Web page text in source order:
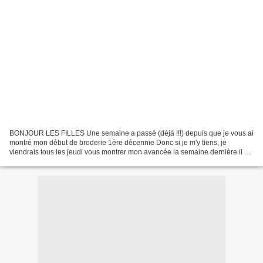
BONJOUR LES FILLES Une semaine a passé (déjà !!!) depuis que je vous ai
montré mon début de broderie 1ère décennie Donc si je m'y tiens, je
viendrais tous les jeudi vous montrer mon avancée la semaine dernière il y